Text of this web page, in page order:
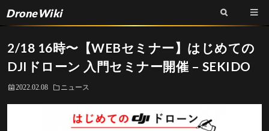
DroneWiki
2/18 16時〜【WEBセミナー】はじめての
DJIドローン 入門セミナー開催 – SEKIDO
2022.02.08 ニュース